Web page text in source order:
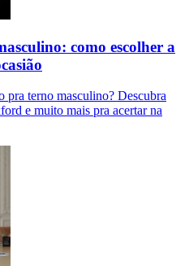
como escolher a
pra terno masculino? Descubra
e muito mais pra acertar na